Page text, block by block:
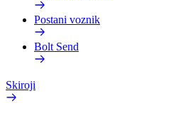
Postani voznik
Bolt Send
Skiroji